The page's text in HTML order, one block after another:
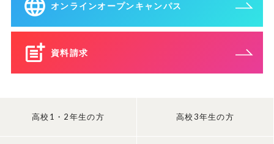
オンラインオープンキャンパス
資料請求
高校1・2年生の方 高校3年生の方